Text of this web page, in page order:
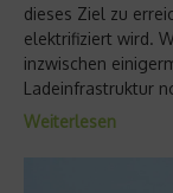
dieses Ziel zu
elektrifiziert wird.
inzwischen
Ladeinfrastruktur
Weiterlesen